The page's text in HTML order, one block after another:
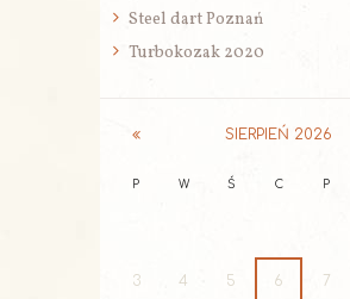
Steel dart Poznań
Turbokozak 2020
SIERPIEŃ 2026
P W Ś C P
3 4 5 6 7